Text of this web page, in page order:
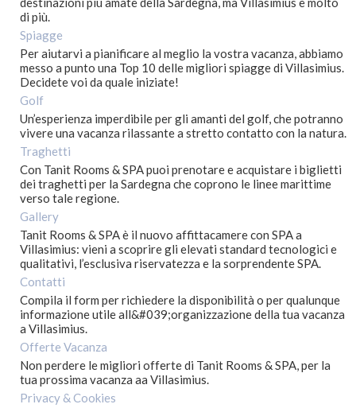
di più.
Spiagge
Per aiutarvi a pianificare al meglio la vostra vacanza, abbiamo
messo a punto una Top 10 delle migliori spiagge di Villasimius.
Decidete voi da quale iniziate!
Golf
Un’esperienza imperdibile per gli amanti del golf, che potranno
vivere una vacanza rilassante a stretto contatto con la natura.
Traghetti
Con Tanit Rooms & SPA puoi prenotare e acquistare i biglietti
dei traghetti per la Sardegna che coprono le linee marittime
verso tale regione.
Gallery
Tanit Rooms & SPA è il nuovo affittacamere con SPA a
Villasimius: vieni a scoprire gli elevati standard tecnologici e
qualitativi, l’esclusiva riservatezza e la sorprendente SPA.
Contatti
Compila il form per richiedere la disponibilità o per qualunque
informazione utile all&#039;organizzazione della tua vacanza
a Villasimius.
Offerte Vacanza
Non perdere le migliori offerte di Tanit Rooms & SPA, per la
tua prossima vacanza aa Villasimius.
Privacy & Cookies